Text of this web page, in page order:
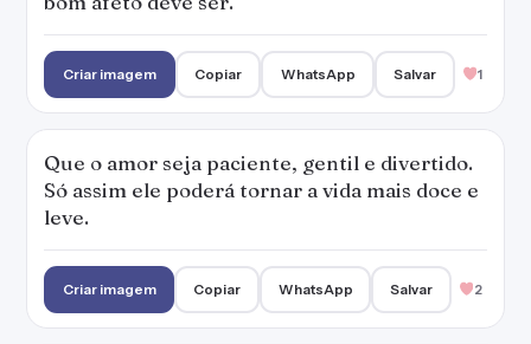
Criar imagem Copiar WhatsApp Salvar 1
Que o amor seja paciente, gentil e divertido.
Só assim ele poderá tornar a vida mais doce e
leve.
Criar imagem Copiar WhatsApp Salvar 2